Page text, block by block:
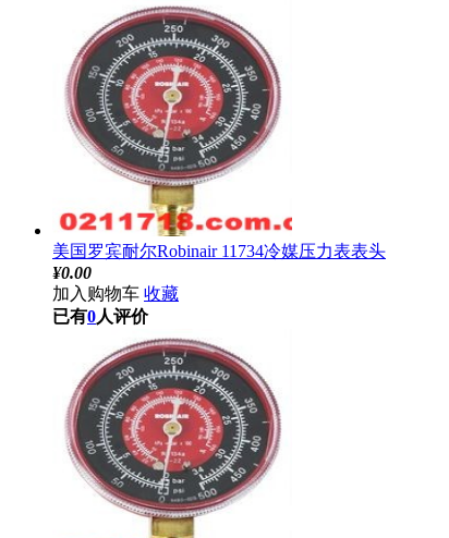
美国罗宾耐尔Robinair 11734冷媒压力表表头
¥0.00
加入购物车 收藏
已有0人评价